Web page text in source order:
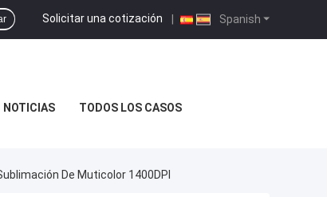
Spanish
Solicitar una cotización |
NOTICIAS TODOS LOS CASOS
De Muticolor 1400DPI